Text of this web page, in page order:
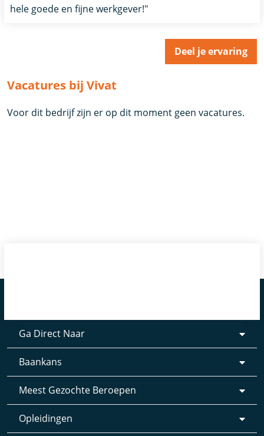
hele goede en fijne werkgever!"
Deel je ervaring
Vacatures bij Vivat
Voor dit bedrijf zijn er op dit moment geen vacatures.
Ga Direct Naar
Baankans
Meest Gezochte Beroepen
Opleidingen